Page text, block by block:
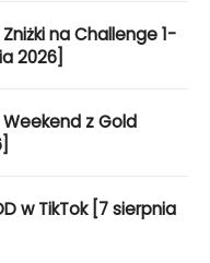
na Challenge 1-
2026]
z Gold
w TikTok [7 sierpnia